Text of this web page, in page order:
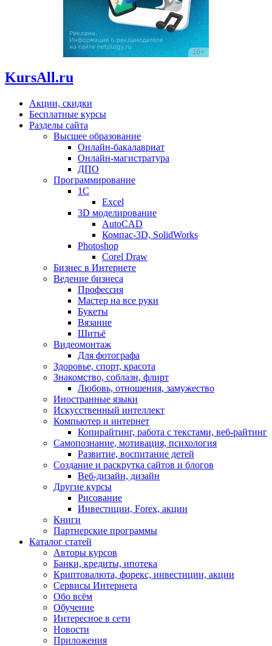
KursAll.ru
Акции, скидки
Бесплатные курсы
Разделы сайта
Высшее образование
Онлайн-бакалавриат
Онлайн-магистратура
ДПО
Программирование
1С
Excel
3D моделирование
AutoCAD
Компас-3D, SolidWorks
Photoshop
Corel Draw
Бизнес в Интернете
Ведение бизнеса
Профессия
Мастер на все руки
Букеты
Вязание
Шитьё
Видеомонтаж
Для фотографа
Здоровье, спорт, красота
Знакомство, соблазн, флирт
Любовь, отношения, замужество
Иностранные языки
Искусственный интеллект
Компьютер и интернет
Копирайтинг, работа с текстами, веб-райтинг
Самопознание, мотивация, психология
Развитие, воспитание детей
Создание и раскрутка сайтов и блогов
Веб-дизайн, дизайн
Другие курсы
Рисование
Инвестиции, Forex, акции
Книги
Партнерские программы
Каталог статей
Авторы курсов
Банки, кредиты, ипотека
Криптовалюта, форекс, инвестиции, акции
Сервисы Интернета
Обо всём
Обучение
Интересное в сети
Новости
Приложения